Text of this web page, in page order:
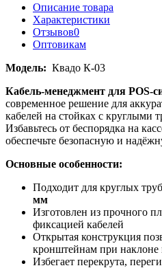
Описание товара
Характеристики
Отзывов0
Оптовикам
Модель: Квадо К-03
Кабель-менеджмент для POS-
современное решение для
кабелей на стойках с круглыми
Избавьтесь от беспорядка на
обеспечьте безопасную и
Основные особенности:
Подходит для круглых
мм
Изготовлен из прочного
фиксацией кабелей
Открытая конструкция
кронштейнам при наклоне
Избегает перекрута,